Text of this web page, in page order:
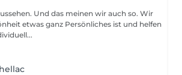
Und das meinen wir auch so. Wir
etwas ganz Persönliches ist und helfen